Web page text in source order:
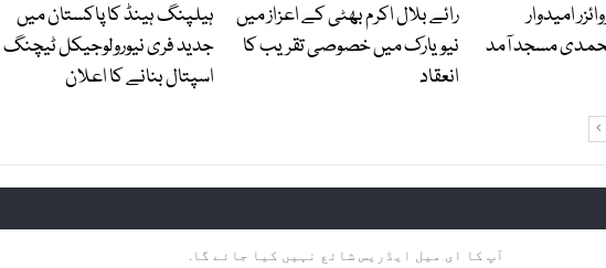
امیدوار
مسجد آمد
رائے بلال اکرم بھٹی کے اعزاز میں
نیویارک میں خصوصی تقریب کا
انعقاد
ہیلپنگ ہینڈ کا پاکستان میں
جدید فری نیورولوجیکل ٹیچنگ
اسپتال بنانے کا اعلان
آپ کا ای میل ایڈریس شائع نہیں کیا جائے گا.